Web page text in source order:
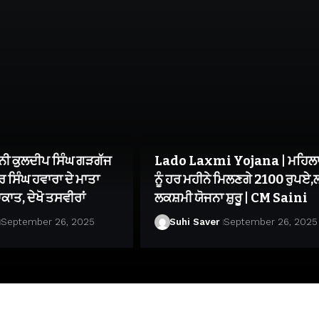
ਕੁਲਦੀਪ ਸਿੰਘ ਗੜਗੱਜ
ਹਵਾਰਾ ਦੇ ਮਾਤਾ
ਦੇਖੋ ਤਸਵੀਰਾਂ
September 26, 2025
Lado Laxmi Yojana |
ਨੂੰ ਹਰ ਮਹੀਨੇ ਮਿਲਣਗੇ 2100
ਲਕਸ਼ਮੀ ਯੋਜਨਾ ਸ਼ੁਰੂ | CM Saini
Suhi Saver September 26, 2025